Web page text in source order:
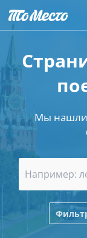
Мы нашли